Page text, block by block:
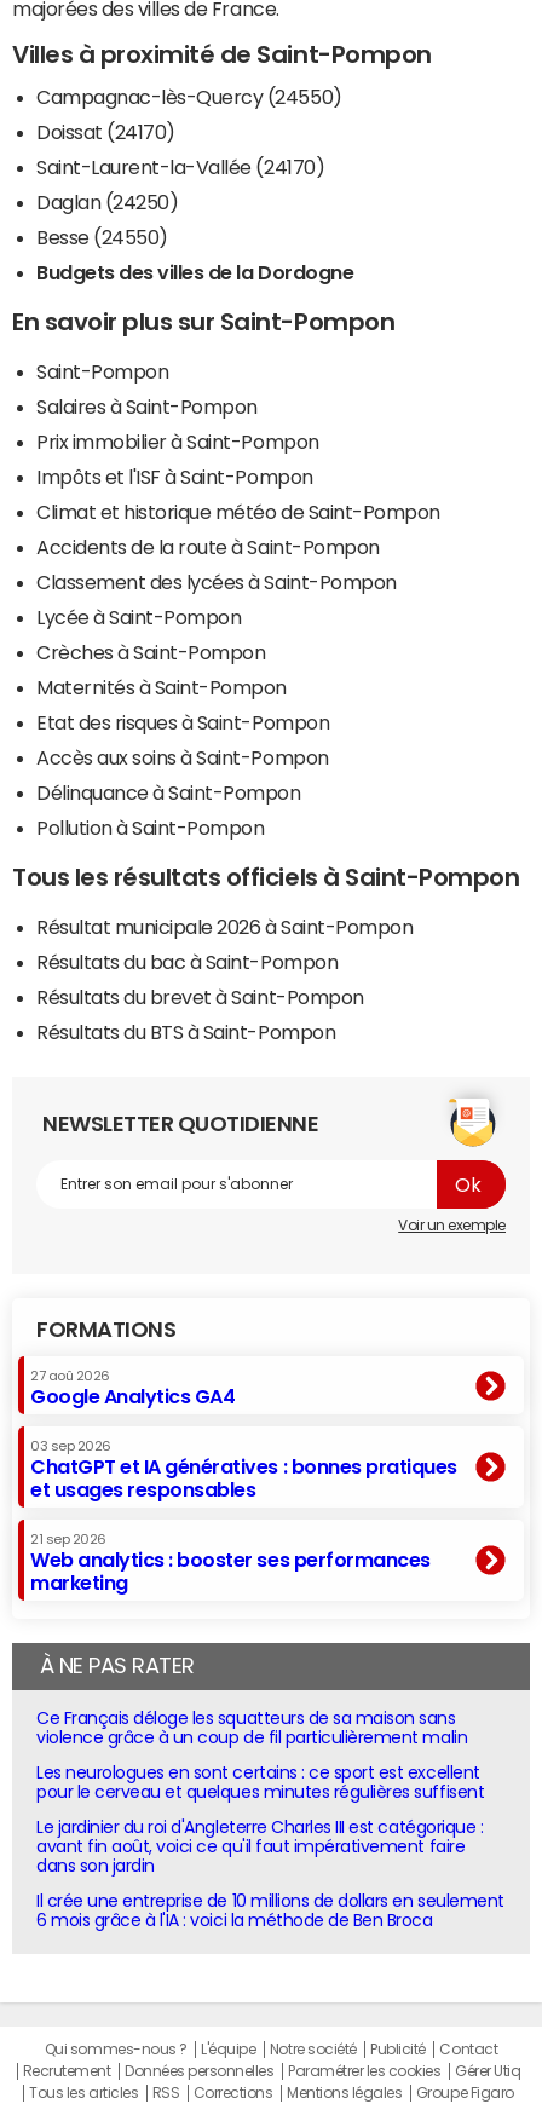
majorées des villes de France.
Villes à proximité de Saint-Pompon
Campagnac-lès-Quercy (24550)
Doissat (24170)
Saint-Laurent-la-Vallée (24170)
Daglan (24250)
Besse (24550)
Budgets des villes de la Dordogne
En savoir plus sur Saint-Pompon
Saint-Pompon
Salaires à Saint-Pompon
Prix immobilier à Saint-Pompon
Impôts et l'ISF à Saint-Pompon
Climat et historique météo de Saint-Pompon
Accidents de la route à Saint-Pompon
Classement des lycées à Saint-Pompon
Lycée à Saint-Pompon
Crèches à Saint-Pompon
Maternités à Saint-Pompon
Etat des risques à Saint-Pompon
Accès aux soins à Saint-Pompon
Délinquance à Saint-Pompon
Pollution à Saint-Pompon
Tous les résultats officiels à Saint-Pompon
Résultat municipale 2026 à Saint-Pompon
Résultats du bac à Saint-Pompon
Résultats du brevet à Saint-Pompon
Résultats du BTS à Saint-Pompon
NEWSLETTER QUOTIDIENNE
Voir un exemple
FORMATIONS
27 aoû 2026
Google Analytics GA4
03 sep 2026
ChatGPT et IA génératives : bonnes pratiques
et usages responsables
21 sep 2026
Web analytics : booster ses performances
marketing
À NE PAS RATER
Ce Français déloge les squatteurs de sa maison sans
violence grâce à un coup de fil particulièrement malin
Les neurologues en sont certains : ce sport est excellent
pour le cerveau et quelques minutes régulières suffisent
Le jardinier du roi d'Angleterre Charles III est catégorique :
avant fin août, voici ce qu'il faut impérativement faire
dans son jardin
Il crée une entreprise de 10 millions de dollars en seulement
6 mois grâce à l'IA : voici la méthode de Ben Broca
Qui sommes-nous ? L'équipe Notre société Publicité
Contact
Recrutement
Données personnelles Paramétrer les cookies
Gérer Utiq
Tous les articles
RSS Corrections Mentions légales Groupe Figaro